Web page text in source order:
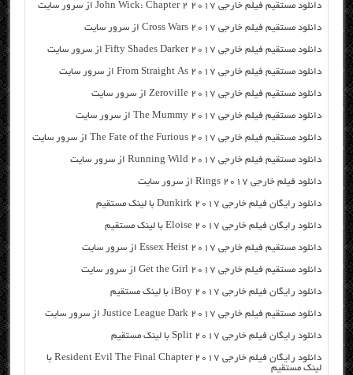
دانلود مستقیم فیلم خارجی John Wick: Chapter 2 2017 از سرور سایت
دانلود مستقیم فیلم خارجی Cross Wars 2017 از سرور سایت
دانلود مستقیم فیلم خارجی Fifty Shades Darker 2017 از سرور سایت
دانلود مستقیم فیلم خارجی From Straight As 2017 از سرور سایت
دانلود مستقیم فیلم خارجی Zeroville 2017 از سرور سایت
دانلود مستقیم فیلم خارجی The Mummy 2017 از سرور سایت
دانلود مستقیم فیلم خارجی The Fate of the Furious 2017 از سرور سایت
دانلود مستقیم فیلم خارجی Running Wild 2017 از سرور سایت
دانلود فیلم خارجی Rings 2017 از سرور سایت
دانلود رایگان فیلم خارجی Dunkirk 2017 با لینک مستقیم
دانلود رایگان فیلم خارجی Eloise 2017 با لینک مستقیم
دانلود مستقیم فیلم خارجی Essex Heist 2017 از سرور سایت
دانلود مستقیم فیلم خارجی Get the Girl 2017 از سرور سایت
دانلود رایگان فیلم خارجی iBoy 2017 با لینک مستقیم
دانلود مستقیم فیلم خارجی Justice League Dark 2017 از سرور سایت
دانلود رایگان فیلم خارجی Split 2017 با لینک مستقیم
دانلود رایگان فیلم خارجی Resident Evil The Final Chapter 2017 با
لینک مستقیم